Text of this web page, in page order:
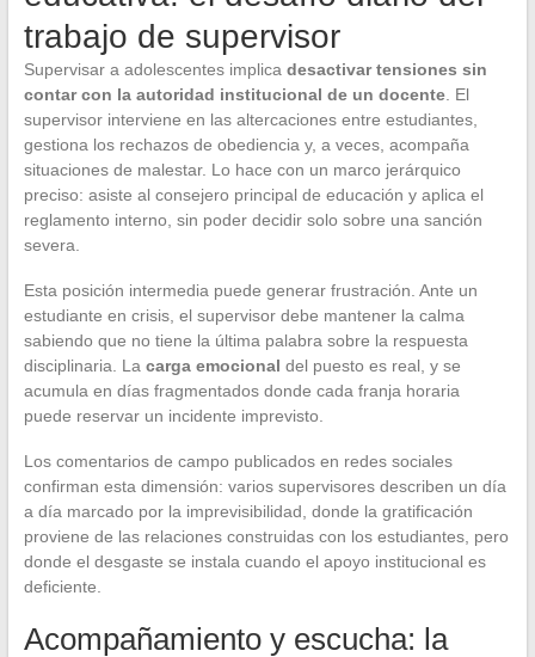
trabajo de supervisor
Supervisar a adolescentes implica desactivar tensiones sin
contar con la autoridad institucional de un docente. El
supervisor interviene en las altercaciones entre estudiantes,
gestiona los rechazos de obediencia y, a veces, acompaña
situaciones de malestar. Lo hace con un marco jerárquico
preciso: asiste al consejero principal de educación y aplica el
reglamento interno, sin poder decidir solo sobre una sanción
severa.
Esta posición intermedia puede generar frustración. Ante un
estudiante en crisis, el supervisor debe mantener la calma
sabiendo que no tiene la última palabra sobre la respuesta
disciplinaria. La carga emocional del puesto es real, y se
acumula en días fragmentados donde cada franja horaria
puede reservar un incidente imprevisto.
Los comentarios de campo publicados en redes sociales
confirman esta dimensión: varios supervisores describen un día
a día marcado por la imprevisibilidad, donde la gratificación
proviene de las relaciones construidas con los estudiantes, pero
donde el desgaste se instala cuando el apoyo institucional es
deficiente.
Acompañamiento y escucha: la